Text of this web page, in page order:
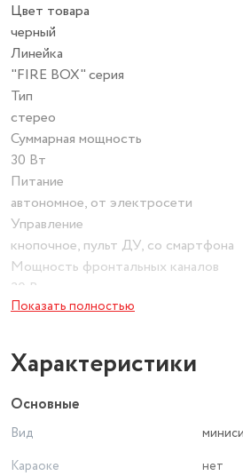
Цвет товара
черный
Линейка
"FIRE BOX" серия
Тип
стерео
Суммарная мощность
30 Вт
Питание
автономное, от электросети
Управление
кнопочное, пульт ДУ, со смартфона
Мощность фронтальных каналов
30 Вт
Функции звука
Материал корпуса
пластик
Диаметр ВЧ-динамика
Показать полностью
Характеристики
Основные
Вид
Караоке
нет